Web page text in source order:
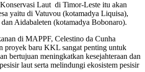
Laut di Timor-Leste itu akan
yaitu di Vatuvou (kotamadya Liquisa),
Aidabaleten (kotamadya Bobonaro).
di MAPPF, Celestino da Cunha
proyek baru KKL sangat penting untuk
bertujuan meningkatkan kesejahteraan dan
laut serta melindungi ekosistem pesisir